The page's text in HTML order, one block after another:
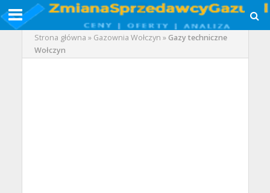
Strona główna » Gazownia Wołczyn »Gazy techniczne
Wołczyn